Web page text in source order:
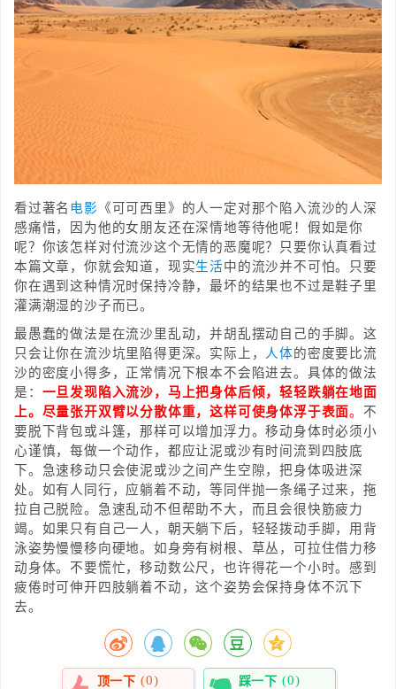
看过著名 电影
《可可西里》的人一定对那个陷入流沙的人深
感痛惜，因为他的女朋友还在深情地等待他呢！假如是你
呢？你该怎样对付流沙这个无情的恶魔呢？只要你认真看过
本篇文章，你就会知道，现实生活中的流沙并不可怕。只要
你在遇到这种情况时保持冷静，最坏的结果也不过是鞋子里
灌满潮湿的沙子而已。
最愚蠢的做法是在流沙里乱动，并胡乱摆动自己的手脚。这
只会让你在流沙坑里陷得更深。实际上， 人体的密度要比流
沙的密度小得多，正常情况下根本不会陷进去。具体的做法
是： 一旦发现陷入流沙，马上把身体后倾，轻轻跌躺在地面
上。尽量张开双臂以分散体重，这样可使身体浮于表面。不
要脱下背包或斗篷，那样可以增加浮力。移动身体时必须小
心谨慎，每做一个动作，都应让泥或沙有时间流到四肢底
下。急速移动只会使泥或沙之间产生空隙，把身体吸进深
处。如有人同行，应躺着不动，等同伴抛一条绳子过来，拖
拉自己脱险。急速乱动不但帮助不大，而且会很快筋疲力
竭。如果只有自己一人，朝天躺下后，轻轻拨动手脚，用背
泳姿势慢慢移向硬地。如身旁有树根、草丛，可拉住借力移
动身体。不要慌忙，移动数公尺，也许得花一个小时。感到
疲倦时可伸开四肢躺着不动，这个姿势会保持身体不沉下
去。
顶一下 (0) 踩一下 (0)